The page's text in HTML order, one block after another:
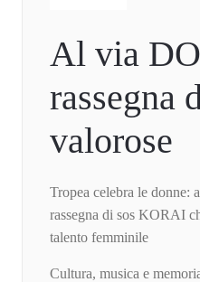
Al via
rassegna
valorose
Tropea celebra le
rassegna di sos KORAI
talento femminile
Cultura, musica e